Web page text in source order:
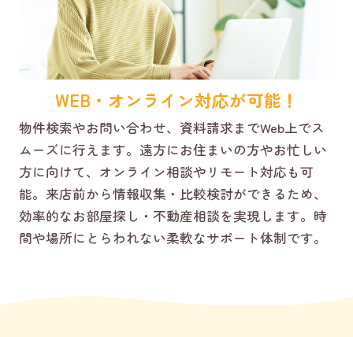
WEB・オンライン対応が可能！
物件検索やお問い合わせ、資料請求までWeb上でス
ムーズに行えます。遠方にお住まいの方やお忙しい
方に向けて、オンライン相談やリモート対応も可
能。来店前から情報収集・比較検討ができるため、
効率的なお部屋探し・不動産相談を実現します。時
間や場所にとらわれない柔軟なサポート体制です。